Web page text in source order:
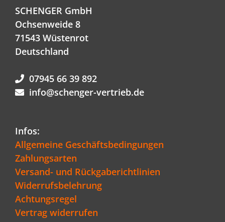
SCHENGER GmbH
Ochsenweide 8
71543 Wüstenrot
Deutschland
07945 66 39 892
info@schenger-vertrieb.de
Infos:
Allgemeine Geschäftsbedingungen
Zahlungsarten
Versand- und Rückgaberichtlinien
Widerrufsbelehrung
Achtungsregel
Vertrag widerrufen